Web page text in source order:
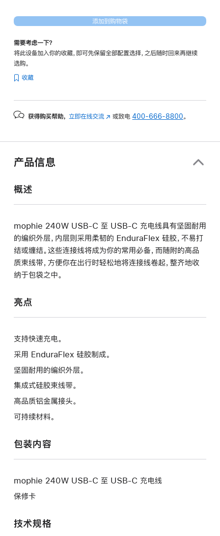
添加到购物袋
需要考虑一下？
将此设备加入你的收藏，即可先保留全部配置选择，之后随时回来再继续
选购。
收藏
获得购买帮助， 立即在线交流 (在 或致电400-666-8800。
产品信息
概述
mophie 240W USB-C 至 USB-C 充电线具有坚固耐用
的编织外层，内层则采用柔韧的 EnduraFlex 硅胶，不易打
结或缠结。这些连接线将成为你的常用必备，而随附的高品
质束线带，方便你在出行时轻松地将连接线卷起，整齐地收
纳于包袋之中。
亮点
支持快速充电。
采用 EnduraFlex 硅胶制成。
坚固耐用的编织外层。
集成式硅胶束线带。
高品质铝金属接头。
可持续材料。
包装内容
mophie 240W USB-C 至 USB-C 充电线
保修卡
技术规格